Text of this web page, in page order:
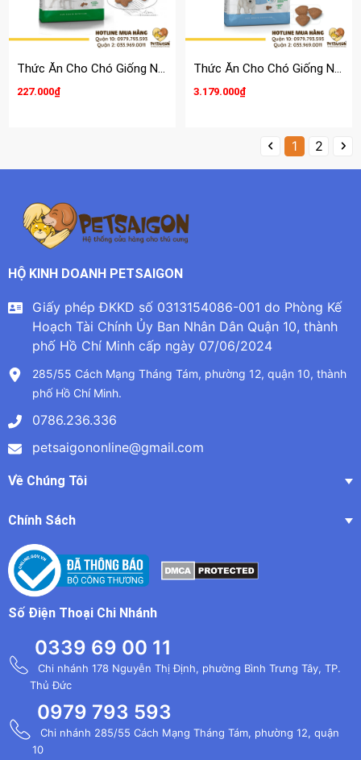
Thức Ăn Cho Chó Giống Nhỏ Trên 10 Tháng Royal Canin Mini Adult
227.000₫
Thức Ăn Cho Chó Giống Nhỏ Dưới 10 Tháng Royal Canin Mini Puppy
3.179.000₫
1 2
HỘ KINH DOANH PETSAIGON
Giấy phép ĐKKD số 0313154086-001 do Phòng Kế
Hoạch Tài Chính Ủy Ban Nhân Dân Quận 10, thành
phố Hồ Chí Minh cấp ngày 07/06/2024
285/55 Cách Mạng Tháng Tám, phường 12, quận 10, thành
phố Hồ Chí Minh.
0786.236.336
petsaigononline@gmail.com
Về Chúng Tôi
Chính Sách
Số Điện Thoại Chi Nhánh
0339 69 00 11
Chi nhánh 178 Nguyễn Thị Định, phường Bình Trưng Tây, TP.
Thủ Đức
0979 793 593
Chi nhánh 285/55 Cách Mạng Tháng Tám, phường 12, quận
10